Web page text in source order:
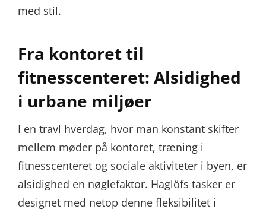
med stil.
Fra kontoret til
fitnesscenteret: Alsidighed
i urbane miljøer
I en travl hverdag, hvor man konstant skifter
mellem møder på kontoret, træning i
fitnesscenteret og sociale aktiviteter i byen, er
alsidighed en nøglefaktor. Haglöfs tasker er
designet med netop denne fleksibilitet i